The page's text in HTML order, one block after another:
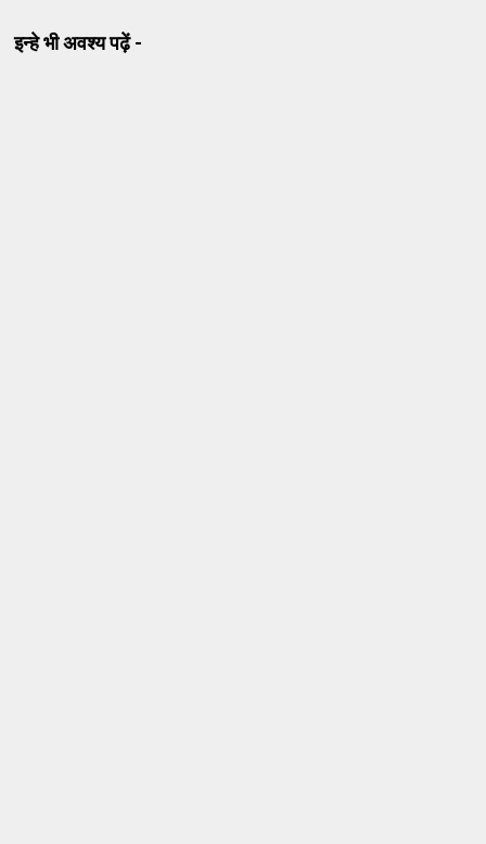
इन्हे भी अवश्य पढ़ें -